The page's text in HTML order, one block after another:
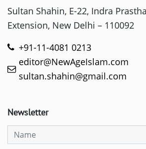
Sultan Shahin, E-22, Indra
Extension, New Delhi – 110092
+91-11-4081 0213
editor@NewAgeIslam.com
sultan.shahin@gmail.com
Newsletter